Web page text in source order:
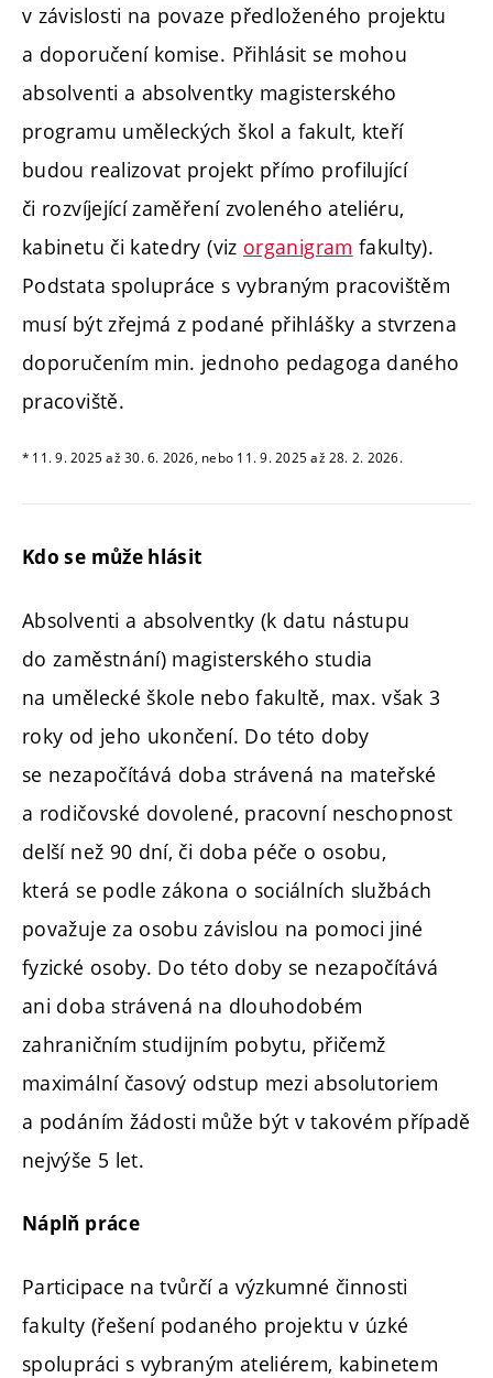
v závislosti na povaze předloženého projektu
a doporučení komise. Přihlásit se mohou
absolventi a absolventky magisterského
programu uměleckých škol a fakult, kteří
budou realizovat projekt přímo profilující
či rozvíjející zaměření zvoleného ateliéru,
kabinetu či katedry (viz organigram fakulty).
Podstata spolupráce s vybraným pracovištěm
musí být zřejmá z podané přihlášky a stvrzena
doporučením min. jednoho pedagoga daného
pracoviště.
* 11. 9. 2025 až 30. 6. 2026, nebo 11. 9. 2025 až 28. 2. 2026.
Kdo se může hlásit
Absolventi a absolventky (k datu nástupu
do zaměstnání) magisterského studia
na umělecké škole nebo fakultě, max. však 3
roky od jeho ukončení. Do této doby
se nezapočítává doba strávená na mateřské
a rodičovské dovolené, pracovní neschopnost
delší než 90 dní, či doba péče o osobu,
která se podle zákona o sociálních službách
považuje za osobu závislou na pomoci jiné
fyzické osoby. Do této doby se nezapočítává
ani doba strávená na dlouhodobém
zahraničním studijním pobytu, přičemž
maximální časový odstup mezi absolutoriem
a podáním žádosti může být v takovém případě
nejvýše 5 let.
Náplň práce
Participace na tvůrčí a výzkumné činnosti
fakulty (řešení podaného projektu v úzké
spolupráci s vybraným ateliérem, kabinetem